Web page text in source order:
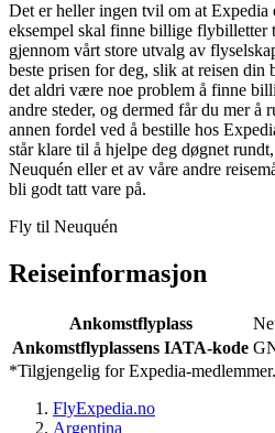
Det er heller ingen tvil om at Expedia
eksempel skal finne billige flybilletter
gjennom vårt store utvalg av
beste prisen for deg, slik at reisen
det aldri være noe problem å finne
andre steder, og dermed får du mer å
annen fordel ved å bestille hos
står klare til å hjelpe deg døgnet
Neuquén eller et av våre andre
bli godt tatt vare på.
Fly til Neuquén
Reiseinformasjon
Ankomstflyplass
Ankomstflyplassens IATA-kode
*Tilgjengelig for Expedia-medlemmer.
FlyExpedia.no
Argentina